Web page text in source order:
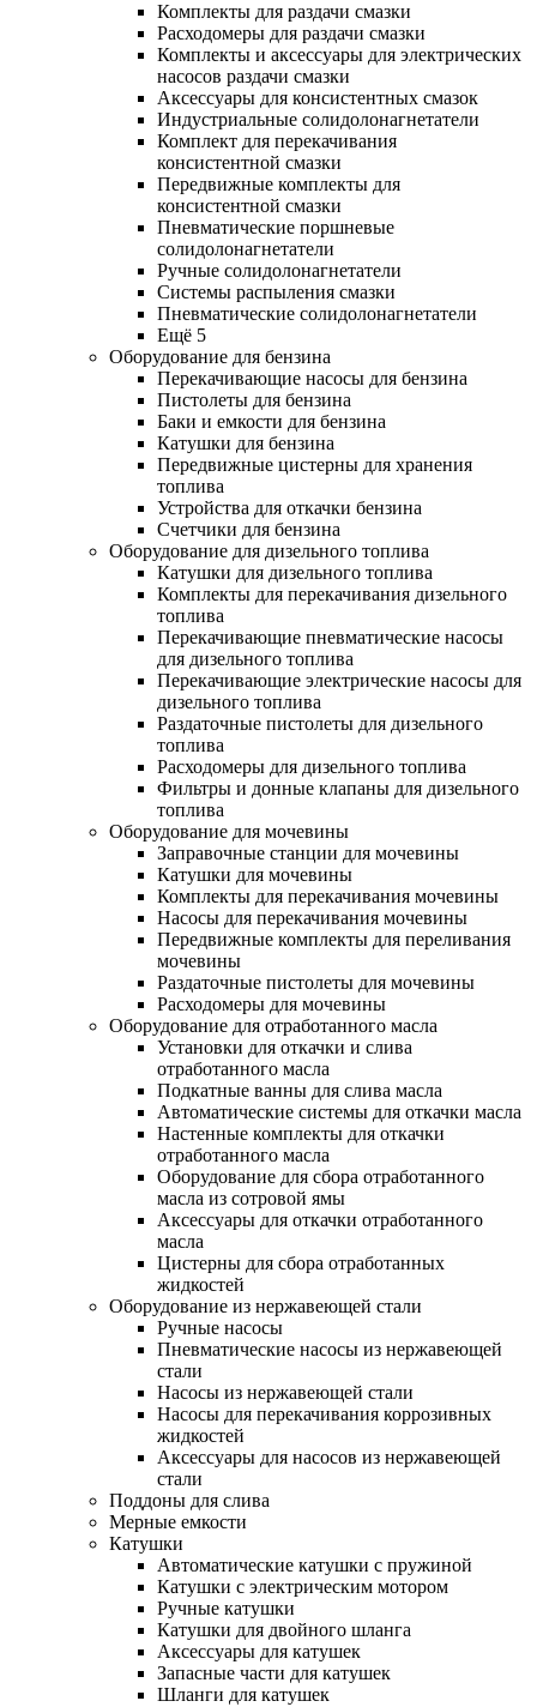
Комплекты для раздачи смазки
Расходомеры для раздачи смазки
Комплекты и аксессуары для электрических
насосов раздачи смазки
Аксессуары для консистентных смазок
Индустриальные солидолонагнетатели
Комплект для перекачивания
консистентной смазки
Передвижные комплекты для
консистентной смазки
Пневматические поршневые
солидолонагнетатели
Ручные солидолонагнетатели
Системы распыления смазки
Пневматические солидолонагнетатели
Ещё 5
Оборудование для бензина
Перекачивающие насосы для бензина
Пистолеты для бензина
Баки и емкости для бензина
Катушки для бензина
Передвижные цистерны для хранения
топлива
Устройства для откачки бензина
Счетчики для бензина
Оборудование для дизельного топлива
Катушки для дизельного топлива
Комплекты для перекачивания дизельного
топлива
Перекачивающие пневматические насосы
для дизельного топлива
Перекачивающие электрические насосы для
дизельного топлива
Раздаточные пистолеты для дизельного
топлива
Расходомеры для дизельного топлива
Фильтры и донные клапаны для дизельного
топлива
Оборудование для мочевины
Заправочные станции для мочевины
Катушки для мочевины
Комплекты для перекачивания мочевины
Насосы для перекачивания мочевины
Передвижные комплекты для переливания
мочевины
Раздаточные пистолеты для мочевины
Расходомеры для мочевины
Оборудование для отработанного масла
Установки для откачки и слива
отработанного масла
Подкатные ванны для слива масла
Автоматические системы для откачки масла
Настенные комплекты для откачки
отработанного масла
Оборудование для сбора отработанного
масла из сотровой ямы
Аксессуары для откачки отработанного
масла
Цистерны для сбора отработанных
жидкостей
Оборудование из нержавеющей стали
Ручные насосы
Пневматические насосы из нержавеющей
стали
Насосы из нержавеющей стали
Насосы для перекачивания коррозивных
жидкостей
Аксессуары для насосов из нержавеющей
стали
Поддоны для слива
Мерные емкости
Катушки
Автоматические катушки с пружиной
Катушки с электрическим мотором
Ручные катушки
Катушки для двойного шланга
Аксессуары для катушек
Запасные части для катушек
Шланги для катушек